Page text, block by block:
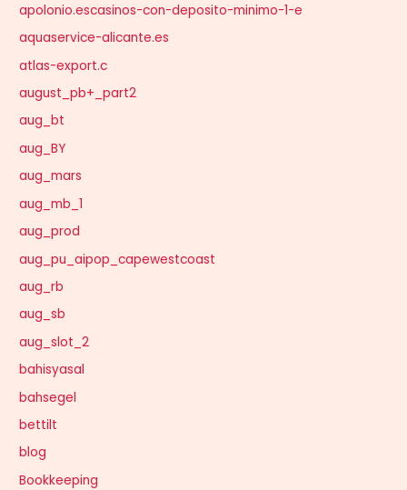
apolonio.escasinos-con-deposito-minimo-1-e
aquaservice-alicante.es
atlas-export.c
august_pb+_part2
aug_bt
aug_BY
aug_mars
aug_mb_1
aug_prod
aug_pu_aipop_capewestcoast
aug_rb
aug_sb
aug_slot_2
bahisyasal
bahsegel
bettilt
blog
Bookkeeping